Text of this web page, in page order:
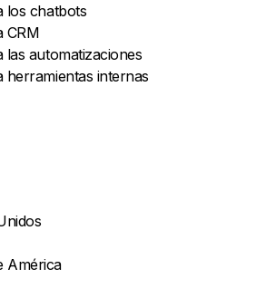
los chatbots
CRM
automatizaciones
internas
América